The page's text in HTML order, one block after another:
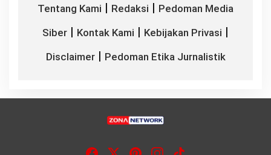
Tentang Kami | Redaksi | Pedoman Media
Siber | Kontak Kami | Kebijakan Privasi |
Disclaimer| Pedoman Etika Jurnalistik